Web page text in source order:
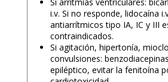
i.v. Si no responde, lidocaína
antiarrítmicos tipo IA, IC y III
contraindicados.
Si agitación, hipertonía,
convulsiones:
epiléptico, evitar la fenitoína